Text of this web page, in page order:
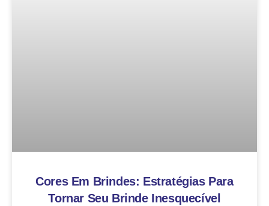
Cores Em Brindes: Estratégias Para
Tornar Seu Brinde Inesquecível